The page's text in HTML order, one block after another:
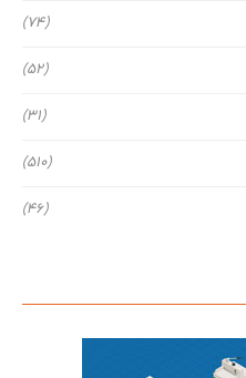
(74)
(52)
(31)
(510)
(46)